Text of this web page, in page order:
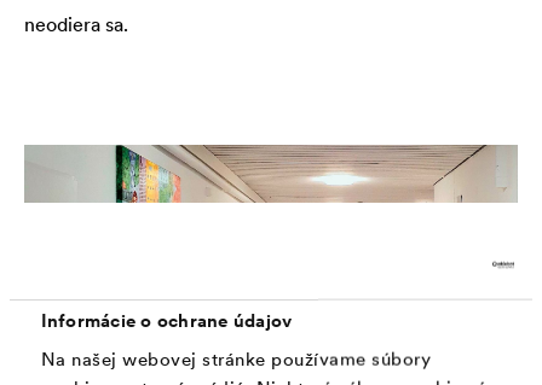
Informácie o ochrane údajov
Na našej webovej stránke používame súbory
neodiera sa.